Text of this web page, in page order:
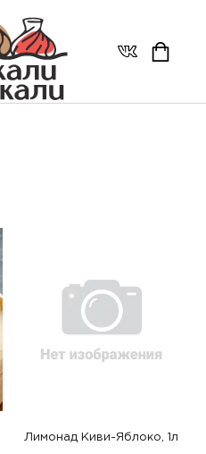
Лимонад Киви-Яблоко, 1л